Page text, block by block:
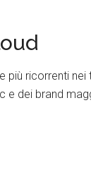
più ricorrenti nei
e dei brand